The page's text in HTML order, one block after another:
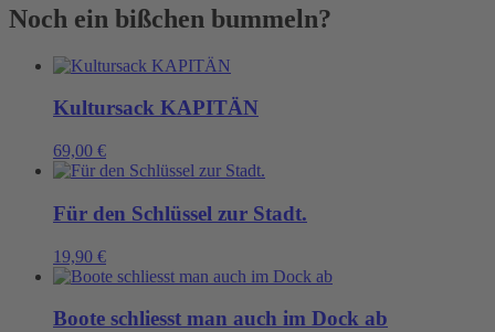
Noch ein bißchen bummeln?
Kultursack KAPITÄN
69,00 €
Für den Schlüssel zur Stadt.
19,90 €
Boote schliesst man auch im Dock ab